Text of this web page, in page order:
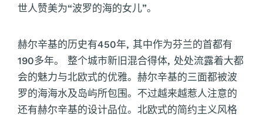
世人赞美为“波罗的海的女儿”。
赫尔辛基的历史有450年, 其中作为芬兰的首都有
190多年。 整个城市新旧混合得体, 处处流露着大都
会的魅力与北欧式的优雅。赫尔辛基的三面都被波
罗的海海水及岛屿所包围。不过越来越惹人注意的
还有赫尔辛基的设计品位。北欧式的简约主义风格